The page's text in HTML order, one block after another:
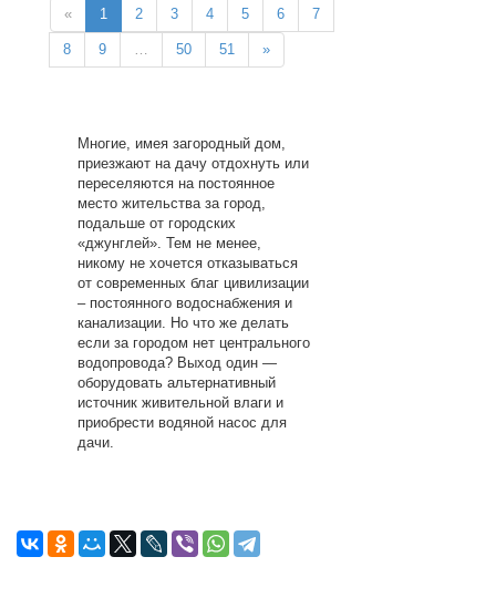
« 1 2 3 4 5 6 7
8 9 … 50 51 »
Многие, имея загородный дом,
приезжают на дачу отдохнуть или
переселяются на постоянное
место жительства за город,
подальше от городских
«джунглей». Тем не менее,
никому не хочется отказываться
от современных благ цивилизации
– постоянного водоснабжения и
канализации. Но что же делать
если за городом нет центрального
водопровода? Выход один —
оборудовать альтернативный
источник живительной влаги и
приобрести водяной насос для
дачи.